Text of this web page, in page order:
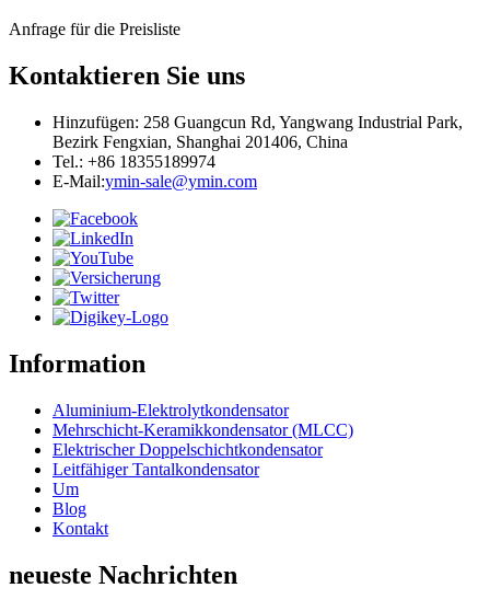
Anfrage für die Preisliste
Kontaktieren Sie uns
Hinzufügen: 258 Guangcun Rd, Yangwang Industrial Park,
Bezirk Fengxian, Shanghai 201406, China
Tel.: +86 18355189974
E-Mail:ymin-sale@ymin.com
Information
Aluminium-Elektrolytkondensator
Mehrschicht-Keramikkondensator (MLCC)
Elektrischer Doppelschichtkondensator
Leitfähiger Tantalkondensator
Um
Blog
Kontakt
neueste Nachrichten